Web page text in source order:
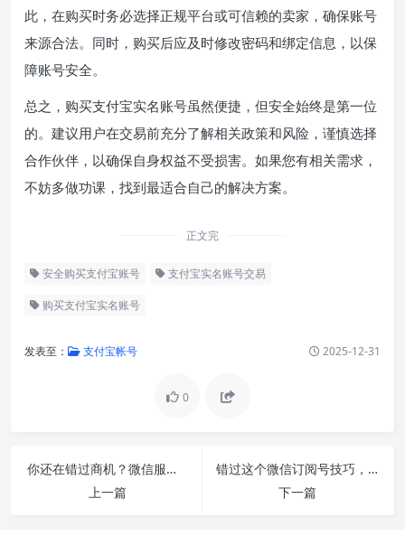
此，在购买时务必选择正规平台或可信赖的卖家，确保账号
来源合法。同时，购买后应及时修改密码和绑定信息，以保
障账号安全。
总之，购买支付宝实名账号虽然便捷，但安全始终是第一位
的。建议用户在交易前充分了解相关政策和风险，谨慎选择
合作伙伴，以确保自身权益不受损害。如果您有相关需求，
不妨多做功课，找到最适合自己的解决方案。
正文完
安全购买支付宝账号 支付宝实名账号交易
购买支付宝实名账号
发表至： 支付宝帐号 2025-12-31
0
你还在错过商机？微信服务号让生意翻倍的秘密揭晓！
上一篇
错过这个微信订阅号技巧，你可能少赚几万块！
下一篇